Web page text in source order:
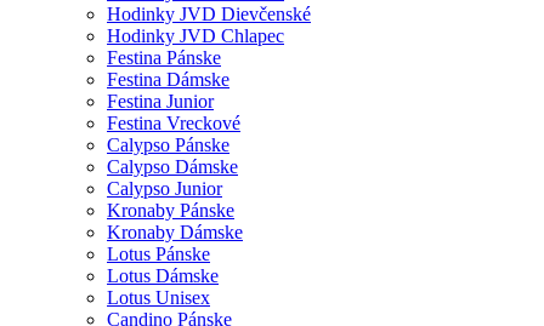
Hodinky JVD Dievčenské
Hodinky JVD Chlapec
Festina Pánske
Festina Dámske
Festina Junior
Festina Vreckové
Calypso Pánske
Calypso Dámske
Calypso Junior
Kronaby Pánske
Kronaby Dámske
Lotus Pánske
Lotus Dámske
Lotus Unisex
Candino Pánske